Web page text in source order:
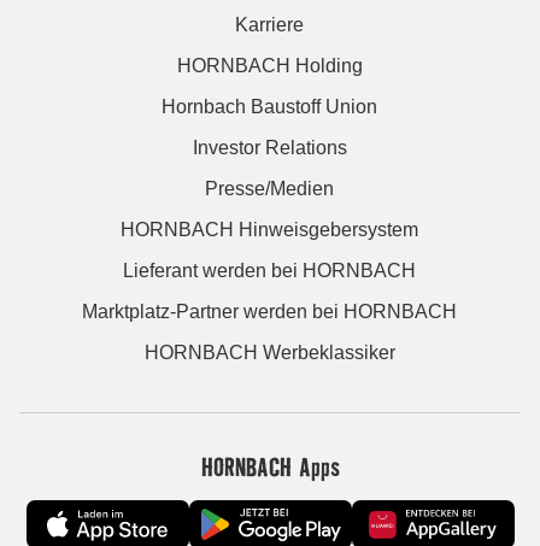
Karriere
HORNBACH Holding
Hornbach Baustoff Union
Investor Relations
Presse/Medien
HORNBACH Hinweisgebersystem
Lieferant werden bei HORNBACH
Marktplatz-Partner werden bei HORNBACH
HORNBACH Werbeklassiker
HORNBACH Apps